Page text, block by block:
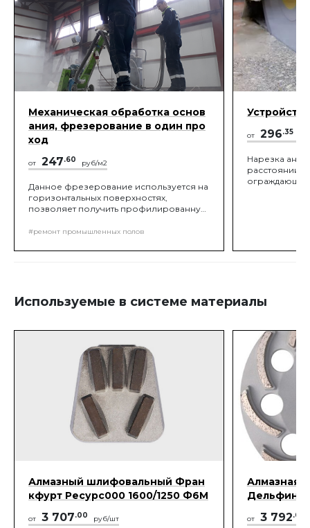
Механическая обработка основ
ания, фрезерование в один про
ход
от 247.60 руб/м2
Данное фрезерование используется на
горизонтальных поверхностях,
позволяет получить профилированную
необходимую для увеличения адгезии
#ремонт промышленных полов
от 296.35
Нарезка
расстоянии
ограждающих
Используемые в системе материалы
Алмазный шлифовальный Фран
кфурт Ресурс000 1600/1250 Ф6М
от 3 707.00 руб/шт
Алмазная
Дельфин
от 3 792.00